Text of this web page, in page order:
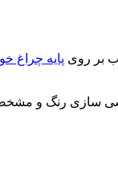
بر روی پایه چراغ
رنگ و مشخصات